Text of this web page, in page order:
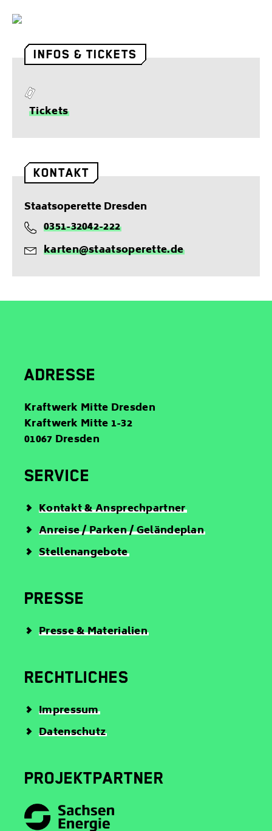
INFOS & TICKETS
T
e
t
Tickets
KONTAKT
Staatsoperette Dresden
T
e
f
0351-32042-222
E
-
a
karten@staatsoperette.de
ADRESSE
Kraftwerk Mitte Dresden
Kraftwerk Mitte 1-32
01067 Dresden
SERVICE
Kontakt & Ansprechpartner
Anreise / Parken / Geländeplan
Stellenangebote
PRESSE
Presse & Materialien
RECHTLICHES
Impressum
Datenschutz
PROJEKTPARTNER